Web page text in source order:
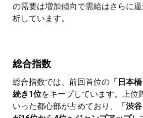
の需要は増加傾向で需給はさらに
析しています。
総合指数
総合指数では、前回首位の 「日本
続き1位をキープしています。上位
いった都心部が占めており、
「渋